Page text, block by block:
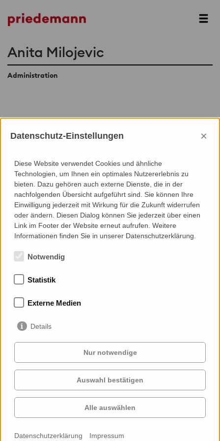
Anita Milojevic
Administration
Mitgliedschaften
Services
Cases
Auftraggeber
Projekte
Profil
Kontakt
Datenschutz-Einstellungen ×
Diese Website verwendet Cookies und ähnliche
Technologien, um Ihnen ein optimales Nutzererlebnis zu
bieten. Dazu gehören auch externe Dienste, die in der
nachfolgenden Übersicht aufgeführt sind. Sie können Ihre
Einwilligung jederzeit mit Wirkung für die Zukunft widerrufen
oder ändern. Diesen Dialog können Sie jederzeit über einen
Link im Footer der Website erneut aufrufen. Weitere
Informationen finden Sie in unserer Datenschutzerklärung.
Notwendig
Statistik
Externe Medien
Details
Nur notwendige
Auswahl bestätigen
Alle auswählen
Datenschutzerklärung Impressum